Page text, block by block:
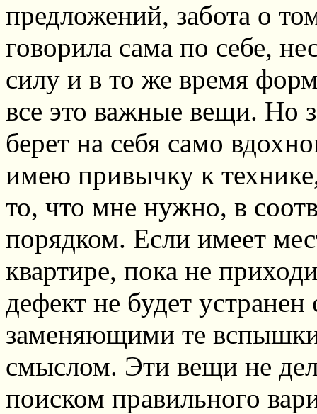
предложений, забота о
говорила сама по себе,
силу и в то же время
все это важные вещи. Но
берет на себя само
имею привычку к
то, что мне нужно, в
порядком. Если имеет
квартире, пока не
дефект не будет
заменяющими те
смыслом. Эти вещи не
поиском правильного